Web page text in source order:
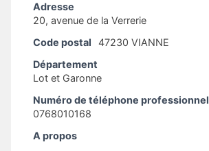
Adresse
20, avenue de la Verrerie
Code postal
47230 VIANNE
Département
Lot et Garonne
Numéro de téléphone professionnel
0768010168
A propos